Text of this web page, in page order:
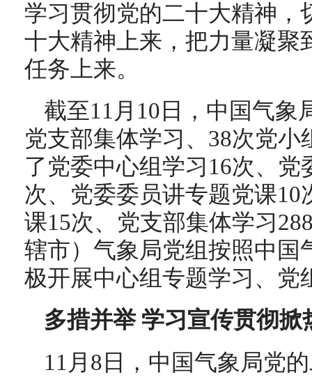
学习贯彻党的二十大精神，
十大精神上来，把力量凝聚
任务上来。
截至11月10日，中国气象
党支部集体学习、38次党
了党委中心组学习16次、党
次、党委委员讲专题党课
课15次、党支部集体学习
辖市）气象局党组按照中国
极开展中心组专题学习、党
多措并举 学习宣传贯彻掀
11月8日，中国气象局党